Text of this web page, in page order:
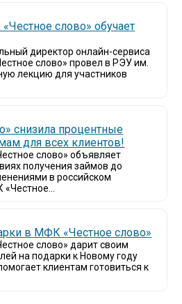
слово» обучает
директор онлайн-сервиса
слово» провел в РЭУ им.
лекцию для участников
снизила процентные
для всех клиентов!
слово» объявляет
получения займов до
в российском
в МФК «Честное слово»
слово» дарит своим
на подарки к Новому году
клиентам готовиться к